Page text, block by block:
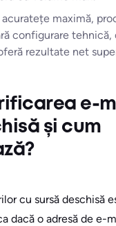
maximă,
configurare
rezultate net
e-
și cum
cu sursă deschisă
dacă o adresă de e-